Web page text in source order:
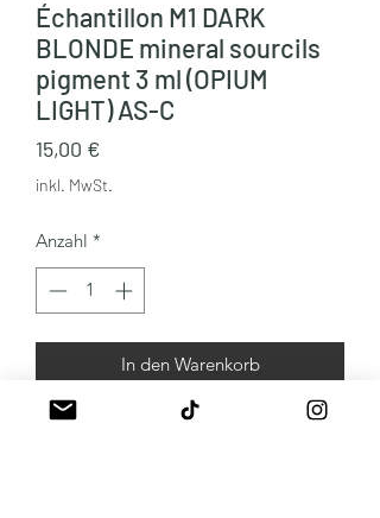
Échantillon M1 DARK
BLONDE mineral sourcils
pigment 3 ml (OPIUM
LIGHT) AS-C
15,00 €Preis
inkl. MwSt.
Anzahl *
In den Warenkorb